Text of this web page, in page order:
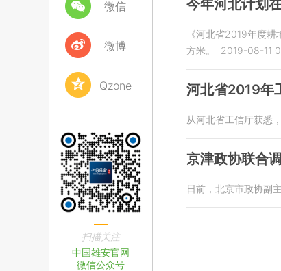
微信
微博
Qzone
扫描关注
中国雄安官网
微信公众号
今年河北计划
《河北省2019年度
方米。
2019-08-11
河北省2019年
从河北省工信厅获悉
京津政协联合
日前，北京市政协副